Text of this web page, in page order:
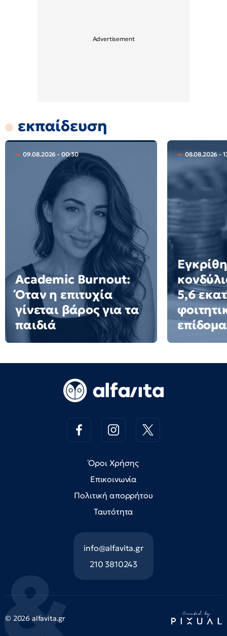
εκπαίδευση
09.08.2026 - 00:30
Academic Burnout:
Όταν η επιτυχία
γίνεται βάρος για τα
παιδιά
08.08.2026 -
5,6
Όροι Χρήσης
Επικοινωνία
Πολιτική απορρήτου
Ταυτότητα
info@alfavita.gr
210 3810243
© 2026 alfavita.gr